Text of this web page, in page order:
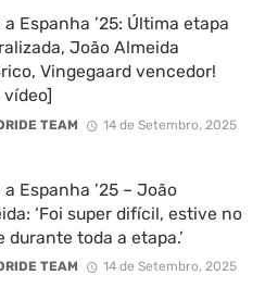
a Espanha ’25: Última etapa
João Almeida
Vingegaard vencedor!
vídeo]
TEAM 14 de Setembro, 2025
a Espanha ’25 – João
‘Foi super difícil, estive no
durante toda a etapa.’
TEAM 14 de Setembro, 2025